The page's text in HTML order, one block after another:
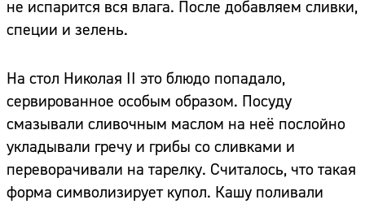
не испарится вся влага. После добавляем сливки,
специи и зелень.
На стол Николая II это блюдо попадало,
сервированное особым образом. Посуду
смазывали сливочным маслом на неё послойно
укладывали гречу и грибы со сливками и
переворачивали на тарелку. Считалось, что такая
форма символизирует купол. Кашу поливали